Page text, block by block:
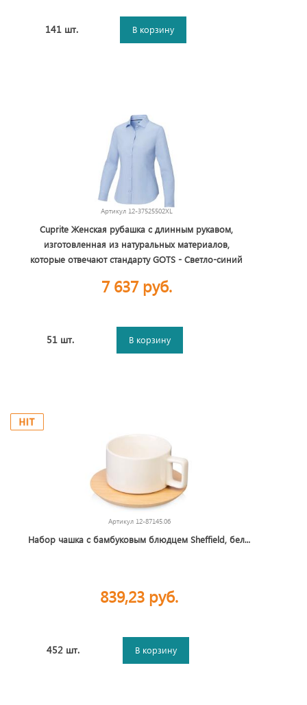
141 шт. В корзину
Артикул 12-37525502XL
Cuprite Женская рубашка с длинным рукавом,
изготовленная из натуральных материалов,
которые отвечают стандарту GOTS - Светло-синий
7 637 руб.
51 шт. В корзину
Артикул 12-87145.06
Набор чашка с бамбуковым блюдцем Sheffield, белый
839,23 руб.
452 шт. В корзину